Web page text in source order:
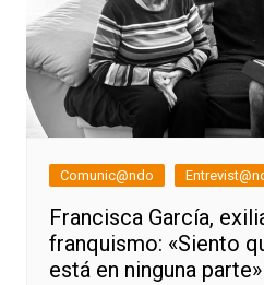
Comunic@ndo
Francisca García,
franquismo: «Siento
está en ninguna parte»